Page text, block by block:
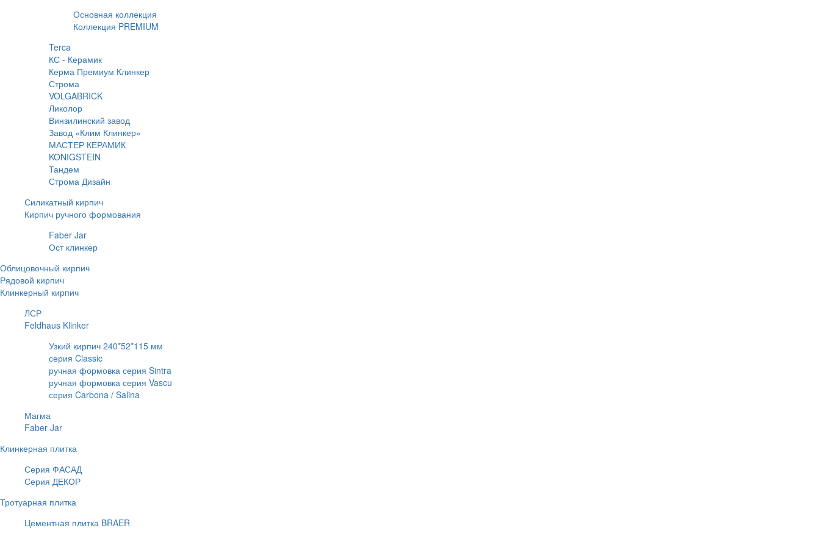
Основная коллекция
Коллекция PREMIUM
Terca
КС - Керамик
Керма Премиум Клинкер
Строма
VOLGABRICK
Ликолор
Винзилинский завод
Завод «Клим Клинкер»
МАСТЕР КЕРАМИК
KONIGSTEIN
Тандем
Строма Дизайн
Силикатный кирпич
Кирпич ручного формования
Faber Jar
Ост клинкер
Облицовочный кирпич
Рядовой кирпич
Клинкерный кирпич
ЛСР
Feldhaus Klinker
Узкий кирпич 240*52*115 мм
серия Classic
ручная формовка серия Sintra
ручная формовка серия Vascu
серия Carbona / Salina
Магма
Faber Jar
Клинкерная плитка
Серия ФАСАД
Серия ДЕКОР
Тротуарная плитка
Цементная плитка BRAER